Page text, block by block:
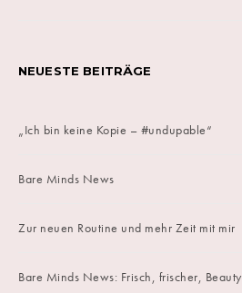
NEUESTE BEITRÄGE
„Ich bin keine Kopie – #undupable“
Bare Minds News
Zur neuen Routine und mehr Zeit mit mir
Bare Minds News: Frisch, frischer, Beauty